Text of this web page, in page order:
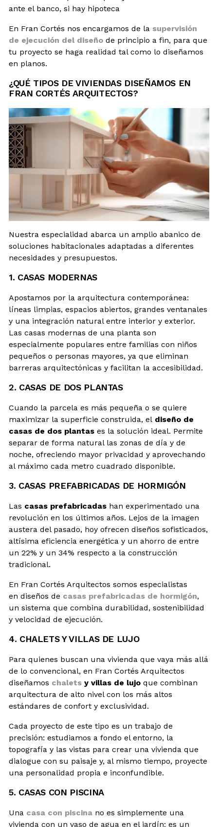
ante el banco, si hay hipoteca
En Fran Cortés nos encargamos de la supervisión
de ejecución del diseño de principio a fin, para que
tu proyecto se haga realidad tal como lo diseñamos
en planos.
¿QUÉ TIPOS DE VIVIENDAS DISEÑAMOS EN
FRAN CORTÉS ARQUITECTOS?
Nuestra especialidad abarca un amplio abanico de
soluciones habitacionales adaptadas a diferentes
necesidades y presupuestos.
1. CASAS MODERNAS
Apostamos por la arquitectura contemporánea:
líneas limpias, espacios abiertos, grandes ventanales
y una integración natural entre interior y exterior.
Las casas modernas de una planta son
especialmente populares entre familias con niños
pequeños o personas mayores, ya que eliminan
barreras arquitectónicas y facilitan la accesibilidad.
2. CASAS DE DOS PLANTAS
Cuando la parcela es más pequeña o se quiere
maximizar la superficie construida, el diseño de
casas de dos plantas es la solución ideal. Permite
separar de forma natural las zonas de día y de
noche, ofreciendo mayor privacidad y aprovechando
al máximo cada metro cuadrado disponible.
3. CASAS PREFABRICADAS DE HORMIGÓN
Las casas prefabricadas han experimentado una
revolución en los últimos años. Lejos de la imagen
austera del pasado, hoy ofrecen diseños sofisticados,
altísima eficiencia energética y un ahorro de entre
un 22% y un 34% respecto a la construcción
tradicional.
En Fran Cortés Arquitectos somos especialistas
en diseños de casas prefabricadas de hormigón,
un sistema que combina durabilidad, sostenibilidad
y velocidad de ejecución.
4. CHALETS Y VILLAS DE LUJO
Para quienes buscan una vivienda que vaya más allá
de lo convencional, en Fran Cortés Arquitectos
diseñamos chalets y villas de lujo que combinan
arquitectura de alto nivel con los más altos
estándares de confort y exclusividad.
Cada proyecto de este tipo es un trabajo de
precisión: estudiamos a fondo el entorno, la
topografía y las vistas para crear una vivienda que
dialogue con su paisaje y, al mismo tiempo, proyecte
una personalidad propia e inconfundible.
5. CASAS CON PISCINA
Una casa con piscina no es simplemente una
vivienda con un vaso de agua en el jardín: es un